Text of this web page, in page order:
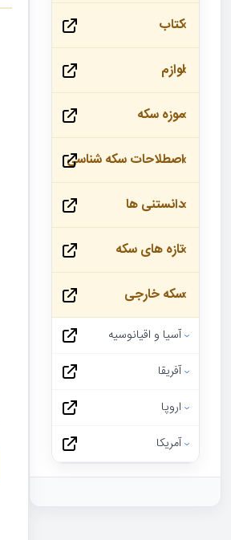
کتاب
لوازم
موزه سکه
اصطلاحات سکه شناسی
دانستنی ها
تازه های سکه
سکه خارجی
آسیا و اقیانوسیه
آفریقا
اروپا
آمریکا